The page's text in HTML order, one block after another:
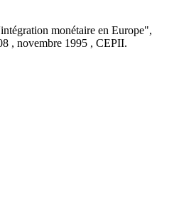
monétaire en Europe",
, novembre 1995 , CEPII.